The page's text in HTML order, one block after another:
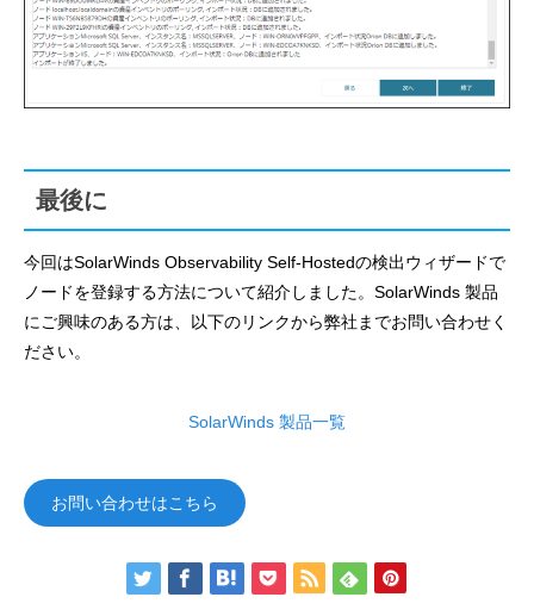
最後に
今回はSolarWinds Observability Self-Hostedの検出ウィザードで
ノードを登録する方法について紹介しました。SolarWinds 製品
にご興味のある方は、以下のリンクから弊社までお問い合わせく
ださい。
SolarWinds 製品一覧
お問い合わせはこちら